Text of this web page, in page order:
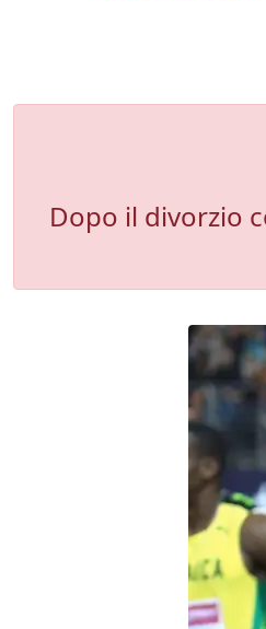
Dopo il divorzio